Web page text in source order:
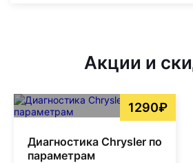
Акции и
1290₽
Диагностика Chrysler по
параметрам